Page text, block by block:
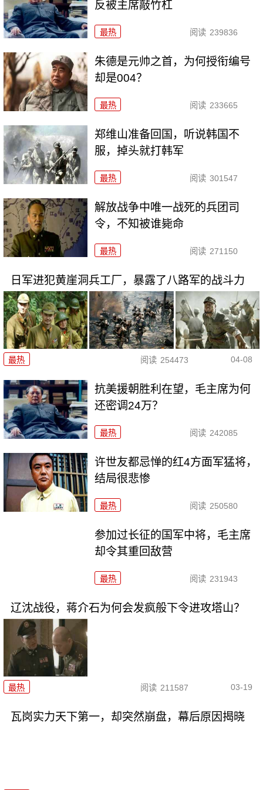
反被主席敲竹杠
最热 阅读 239836
朱德是元帅之首，为何授衔编号
却是004？
最热 阅读 233665
郑维山准备回国，听说韩国不
服，掉头就打韩军
最热 阅读 301547
解放战争中唯一战死的兵团司
令，不知被谁毙命
最热 阅读 271150
日军进犯黄崖洞兵工厂，暴露了八路军的战斗力
最热 阅读 254473 04-08
抗美援朝胜利在望，毛主席为何
还密调24万？
最热 阅读 242085
许世友都忌惮的红4方面军猛将，
结局很悲惨
最热 阅读 250580
参加过长征的国军中将，毛主席
却令其重回敌营
最热 阅读 231943
辽沈战役，蒋介石为何会发疯般下令进攻塔山？
最热 阅读 211587 03-19
瓦岗实力天下第一，却突然崩盘，幕后原因揭晓